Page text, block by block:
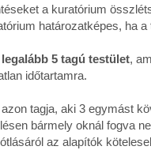
a kuratórium
határozatképes, ha
legalább 5 tagú testület,
időtartamra.
tagja, aki 3 egymást
bármely oknál fogva
az alapítók